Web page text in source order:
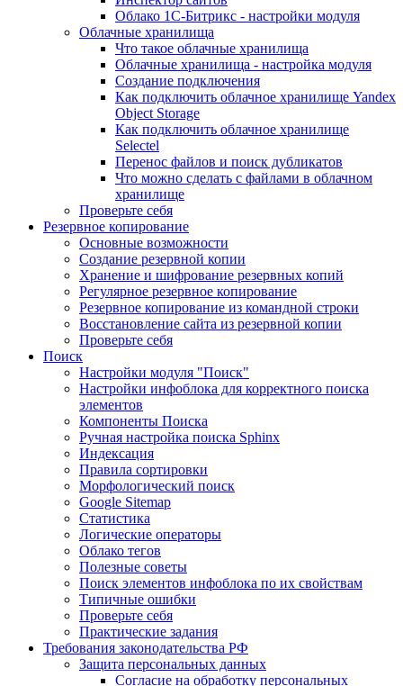
Облако 1С-Битрикс - настройки модуля
Облачные хранилища
Что такое облачные хранилища
Облачные хранилища - настройка модуля
Создание подключения
Как подключить облачное хранилище Yandex
Object Storage
Как подключить облачное хранилище
Selectel
Перенос файлов и поиск дубликатов
Что можно сделать с файлами в облачном
хранилище
Проверьте себя
Резервное копирование
Основные возможности
Создание резервной копии
Хранение и шифрование резервных копий
Регулярное резервное копирование
Резервное копирование из командной строки
Восстановление сайта из резервной копии
Проверьте себя
Поиск
Настройки модуля "Поиск"
Настройки инфоблока для корректного поиска
элементов
Компоненты Поиска
Ручная настройка поиска Sphinx
Индексация
Правила сортировки
Морфологический поиск
Google Sitemap
Статистика
Логические операторы
Облако тегов
Полезные советы
Поиск элементов инфоблока по их свойствам
Типичные ошибки
Проверьте себя
Практические задания
Требования законодательства РФ
Защита персональных данных
Согласие на обработку персональных